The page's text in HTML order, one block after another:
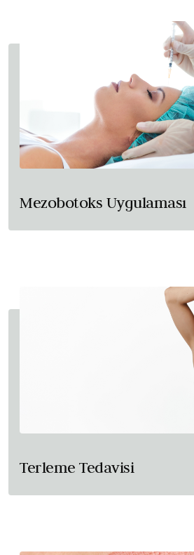
Mezobotoks Uygulaması
Terleme Tedavisi